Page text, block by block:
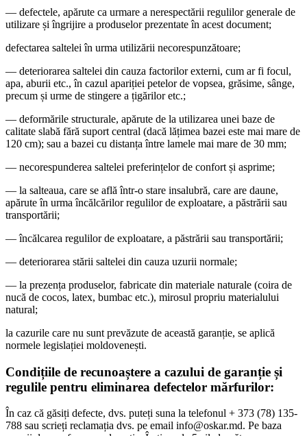
— defectele, apărute ca urmare a nerespectării regulilor generale de
utilizare și îngrijire a produselor prezentate în acest document;
defectarea saltelei în urma utilizării necorespunzătoare;
— deteriorarea saltelei din cauza factorilor externi, cum ar fi focul,
apa, aburii etc., în cazul apariției petelor de vopsea, grăsime, sânge,
precum și urme de stingere a țigărilor etc.;
— deformările structurale, apărute de la utilizarea unei baze de
calitate slabă fără suport central (dacă lățimea bazei este mai mare de
120 cm); sau a bazei cu distanța între lamele mai mare de 30 mm;
— necorespunderea saltelei preferințelor de confort și asprime;
— la salteaua, care se află într-o stare insalubră, care are daune,
apărute în urma încălcărilor regulilor de exploatare, a păstrării sau
transportării;
— încălcarea regulilor de exploatare, a păstrării sau transportării;
— deteriorarea stării saltelei din cauza uzurii normale;
— la prezența produselor, fabricate din materiale naturale (coira de
nucă de cocos, latex, bumbac etc.), mirosul propriu materialului
natural;
la cazurile care nu sunt prevăzute de această garanție, se aplică
normele legislației moldovenești.
Condițiile de recunoaștere a cazului de garanție și
regulile pentru eliminarea defectelor mărfurilor:
În caz că găsiți defecte, dvs. puteți suna la telefonul + 373 (78) 135-
788 sau scrieți reclamația dvs. pe email info@oskar.md. Pe baza